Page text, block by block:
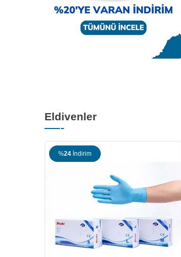
Unipore Hipoalerjenik Esnek Flaster
10cm X 10mt
Eldivenler
%24 İndirim